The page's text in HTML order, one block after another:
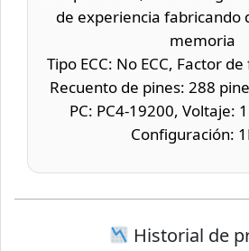
de experiencia fabricando
memoria
Tipo ECC: No ECC, Factor
Recuento de pines: 288
PC: PC4-19200, Voltaje:
Configuración:
Historial de